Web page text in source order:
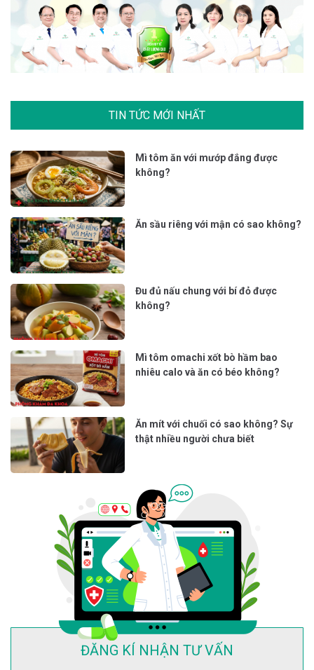
TIN TỨC MỚI NHẤT
Mì tôm ăn với mướp đắng được
không?
Ăn sầu riêng với mận có sao không?
Đu đủ nấu chung với bí đỏ được
không?
Mì tôm omachi xốt bò hầm bao
nhiêu calo và ăn có béo không?
Ăn mít với chuối có sao không? Sự
thật nhiều người chưa biết
ĐĂNG KÍ NHẬN TƯ VẤN